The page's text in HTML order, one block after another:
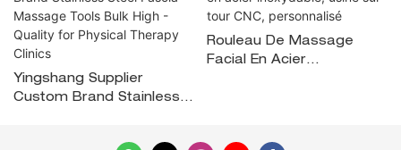
Yingshang Supplier
Custom Brand Stainless
Rouleau De Massage
Facial En Acier